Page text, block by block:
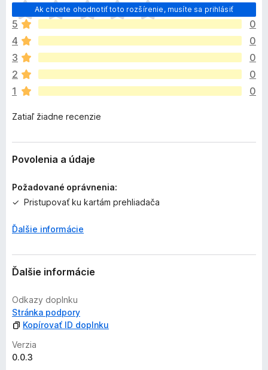
Ak chcete ohodnotiť toto rozšírenie, musíte sa prihlásiť
D
o
p
l
n
o
k
z
t
a
ľ
i
o
o
d
o
t
e
n
ý
5
0
4
0
3
0
2
0
1
0
Zatiaľ žiadne recenzie
Povolenia a údaje
Požadované oprávnenia:
Pristupovať ku kartám prehliadača
Ďalšie informácie
Ďalšie informácie
Odkazy doplnku
Stránka podpory
Kopírovať ID doplnku
Verzia
0.0.3